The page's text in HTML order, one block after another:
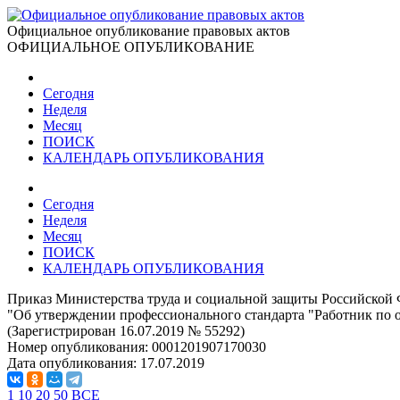
Официальное опубликование правовых актов
ОФИЦИАЛЬНОЕ ОПУБЛИКОВАНИЕ
Сегодня
Неделя
Месяц
ПОИСК
КАЛЕНДАРЬ ОПУБЛИКОВАНИЯ
Сегодня
Неделя
Месяц
ПОИСК
КАЛЕНДАРЬ ОПУБЛИКОВАНИЯ
Приказ Министерства труда и социальной защиты
"Об утверждении профессионального стандарта "Работник по
(Зарегистрирован 16.07.2019 № 55292)
Номер опубликования: 0001201907170030
Дата опубликования: 17.07.2019
1 10 20 50 ВСЕ